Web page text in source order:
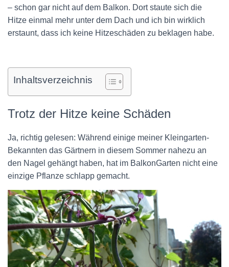
– schon gar nicht auf dem Balkon. Dort staute sich die
Hitze einmal mehr unter dem Dach und ich bin wirklich
erstaunt, dass ich keine Hitzeschäden zu beklagen habe.
Inhaltsverzeichnis
Trotz der Hitze keine Schäden
Ja, richtig gelesen: Während einige meiner Kleingarten-
Bekannten das Gärtnern in diesem Sommer nahezu an
den Nagel gehängt haben, hat im BalkonGarten nicht eine
einzige Pflanze schlapp gemacht.